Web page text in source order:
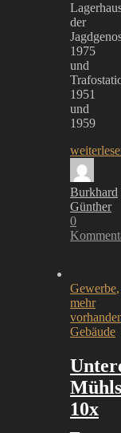
der
1975
und
1951
und
1959
Burkhard
Günther
0
Gewerbe,
mehr
Gebäude
10x